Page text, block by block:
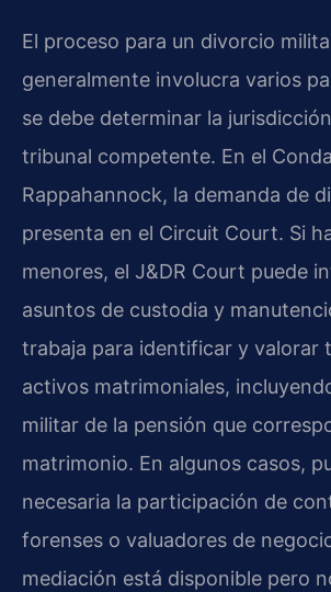
El proceso para un divorcio
generalmente involucra varios
se debe determinar la
tribunal competente. En el
Rappahannock, la demanda de
presenta en el Circuit Court. Si
menores, el J&DR Court puede
asuntos de custodia y
trabaja para identificar y valorar
activos matrimoniales,
militar de la pensión que
matrimonio. En algunos casos,
necesaria la participación de
forenses o valuadores de
mediación está disponible pero